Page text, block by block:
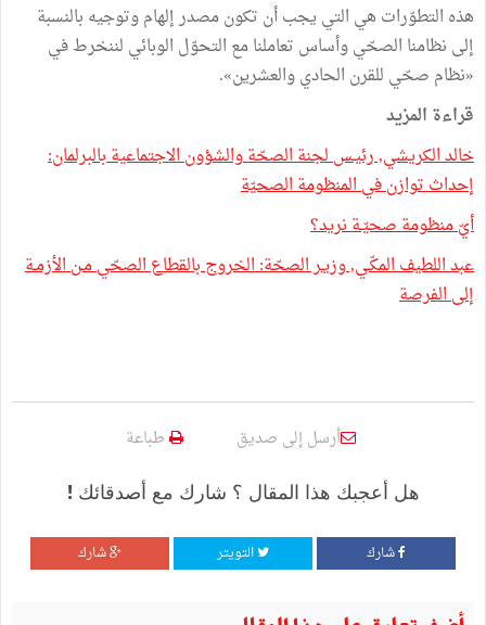
هذه التطوّرات هي التي يجب أن تكون مصدر إلهام وتوجيه بالنسبة
إلى نظامنا الصحّي وأساس تعاملنا مع التحوّل الوبائي لننخرط في
«نظام صحّي للقرن الحادي والعشرين».
قراءة المزيد
خالد الكريشي, رئيـس لجنة الصحّة والشؤون الاجتماعية بالبرلمان:
إحداث توازن في المنظومة الصحيّة
أيّ منظومة صحيّـة نريد؟
عبد اللطيف المكّـي, وزيـر الصحّة: الخروج بالقطاع الصحّي مـن الأزمـة
إلى الفرصة
أرسل إلى صديق طباعة
هل أعجبك هذا المقال ؟ شارك مع أصدقائك !
شارك التويتر شارك